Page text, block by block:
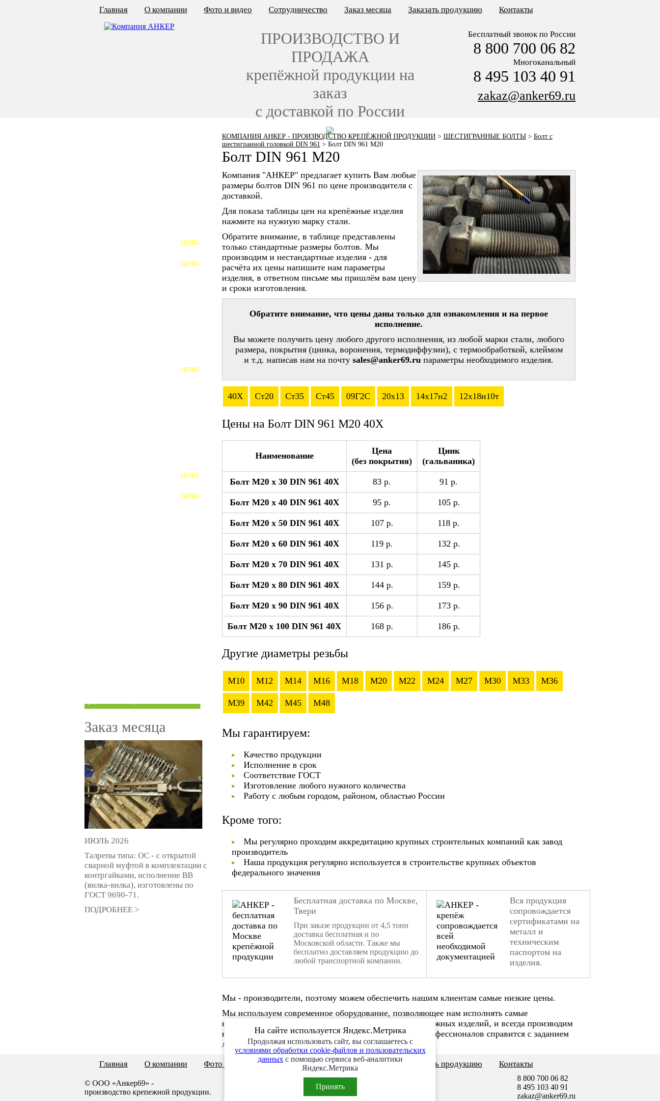
КОМПАНИЯ АНКЕР - ПРОИЗВОДСТВО КРЕПЁЖНОЙ ПРОДУКЦИИ > ШЕСТИГРАННЫЕ БОЛТЫ > Болт с
шестигранной головкой DIN 961 > Болт DIN 961 M20
Болт DIN 961 M20
Компания "АНКЕР" предлагает купить Вам любые
размеры болтов DIN 961 по цене производителя с
доставкой.
Для показа таблицы цен на крепёжные изделия
нажмите на нужную марку стали.
Обратите внимание, в таблице представлены
только стандартные размеры болтов. Мы
производим и нестандартные изделия - для
расчёта их цены напишите нам параметры
изделия, в ответном письме мы пришлём вам цену
и сроки изготовления.
Обратите внимание, что цены даны только для ознакомления и на первое
исполнение.
Вы можете получить цену любого другого исполнения, из любой марки стали, любого
размера, покрытия (цинка, воронения, термодиффузии), с термообработкой, клеймом
и т.д. написав нам на почту sales@anker69.ru параметры необходимого изделия.
40Х Ст20 Ст35 Ст45 09Г2С 20х13 14х17н2 12х18н10т
Цены на Болт DIN 961 М20 40Х
Наименование
Цена
(без покрытия)
Цинк
(гальваника)
Болт М20 x 30 DIN 961 40Х 83 р. 91 р.
Болт М20 x 40 DIN 961 40Х 95 р. 105 р.
Болт М20 x 50 DIN 961 40Х 107 р. 118 р.
Болт М20 x 60 DIN 961 40Х 119 р. 132 р.
Болт М20 x 70 DIN 961 40Х 131 р. 145 р.
Болт М20 x 80 DIN 961 40Х 144 р. 159 р.
Болт М20 x 90 DIN 961 40Х 156 р. 173 р.
Болт М20 x 100 DIN 961 40Х 168 р. 186 р.
Другие диаметры резьбы
M10 M12 M14 M16 M18 M20 M22 M24 M27 M30 M33 M36
M39 M42 M45 M48
Мы гарантируем:
Качество продукции
Исполнение в срок
Соответствие ГОСТ
Изготовление любого нужного количества
Работу с любым городом, районом, областью России
Кроме того:
Мы регулярно проходим аккредитацию крупных строительных компаний как завод
производитель
Наша продукция регулярно используется в строительстве крупных объектов
федерального значения
Бесплатная доставка по Москве,
Твери
При заказе продукции от 4,5 тонн
доставка бесплатная и по
Московской области. Также мы
бесплатно доставляем продукцию до
любой транспортной компании.
Вся продукция
сопровождается
сертификатами на
металл и
техническим
паспортом на
изделия.
Мы - производители, поэтому можем обеспечить нашим клиентам самые низкие цены.
Мы используем современное оборудование, позволяющее нам исполнять самые
нестандартные заказы. Мы не боимся изготовления сложных изделий, и всегда производим
нужное количество в нужные сроки. Наша команда профессионалов справится с заданием
любой сложности!
ЦЕНЫ
ЦЕНЫ
ШАЙБЫ ФУНДАМЕНТНЫЕ
ЦЕНЫ
ЦЕНЫ
ЦЕНЫ
Заказ месяца
ИЮЛЬ 2026
Талрепы типа: ОС - с открытой
сварной муфтой в комплектации с
контргайками, исполнение ВВ
(вилка-вилка), изготовлены по
ГОСТ 9690-71.
ПОДРОБНЕЕ >
Главная О компании Фото и видео Сотрудничество Заказ месяца Заказать продукцию Контакты
ПРОИЗВОДСТВО И
ПРОДАЖА
крепёжной продукции на
заказ
с доставкой по России
Бесплатный звонок по России
8 800 700 06 82
Многоканальный
8 495 103 40 91
zakaz@anker69.ru
Главная О компании Фото и видео Сотрудничество Заказ месяца Заказать продукцию Контакты
© ООО «Анкер69» -
производство крепежной продукции.
8 800 700 06 82
8 495 103 40 91
zakaz@anker69.ru
На сайте используется Яндекс.Метрика
Продолжая использовать сайт, вы соглашаетесь с
условиями обработки cookie-файлов и пользовательских
данныхс помощью сервиса веб-аналитики
Яндекс.Метрика
Принять